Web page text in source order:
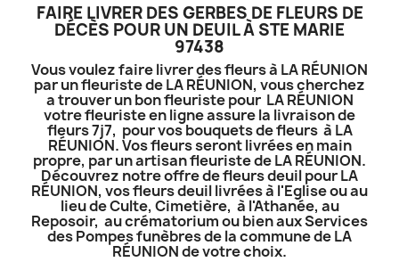
FAIRE LIVRER DES GERBES DE FLEURS DE
DÉCÈS POUR UN DEUIL À STE MARIE
97438
Vous voulez faire livrer des fleurs à LA RÉUNION
par un fleuriste de LA RÉUNION, vous cherchez
a trouver un bon fleuriste pour LA RÉUNION
votre fleuriste en ligne assure la livraison de
fleurs 7j7, pour vos bouquets de fleurs à LA
RÉUNION. Vos fleurs seront livrées en main
propre, par un artisan fleuriste de LA RÉUNION.
Découvrez notre offre de fleurs deuil pour LA
RÉUNION, vos fleurs deuil livrées à l'Eglise ou au
lieu de Culte, Cimetière, à l'Athanée, au
Reposoir, au crématorium ou bien aux Services
des Pompes funèbres de la commune de LA
RÉUNION de votre choix.